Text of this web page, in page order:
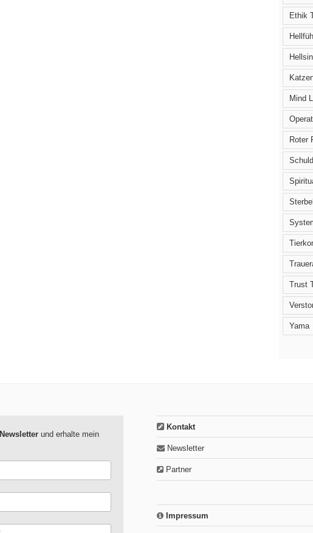
Ethik
Mind
Roter
Trust
Yama
Newsletter und erhalte mein
Kontakt
Newsletter
Partner
Impressum